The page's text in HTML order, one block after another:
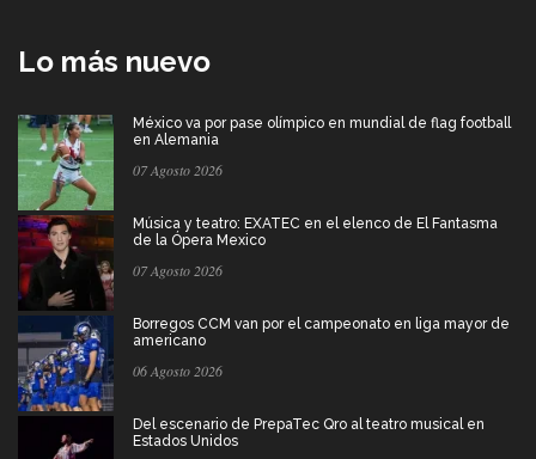
Lo más nuevo
México va por pase olímpico en mundial de flag football
en Alemania
07 Agosto 2026
Música y teatro: EXATEC en el elenco de El Fantasma
de la Ópera Mexico
07 Agosto 2026
Borregos CCM van por el campeonato en liga mayor de
americano
06 Agosto 2026
Del escenario de PrepaTec Qro al teatro musical en
Estados Unidos